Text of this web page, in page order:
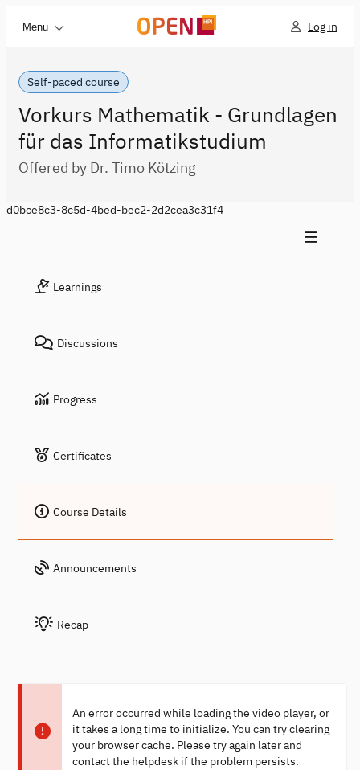
Menu Log in
Self-paced course
Vorkurs Mathematik - Grundlagen
für das Informatikstudium
Offered by Dr. Timo Kötzing
d0bce8c3-8c5d-4bed-bec2-2d2cea3c31f4
Learnings
Discussions
Progress
Certificates
Course Details
Announcements
Recap
An error occurred while loading the video player, or
it takes a long time to initialize. You can try clearing
your browser cache. Please try again later and
contact the helpdesk if the problem persists.